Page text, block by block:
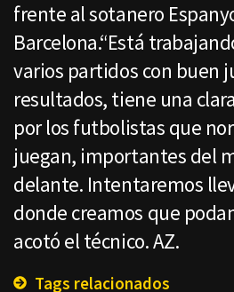
frente al sotanero
Barcelona.“Está
varios partidos con buen
resultados, tiene una
por los futbolistas que
juegan, importantes del
delante. Intentaremos
donde creamos que
acotó el técnico. AZ.
Tags relacionados